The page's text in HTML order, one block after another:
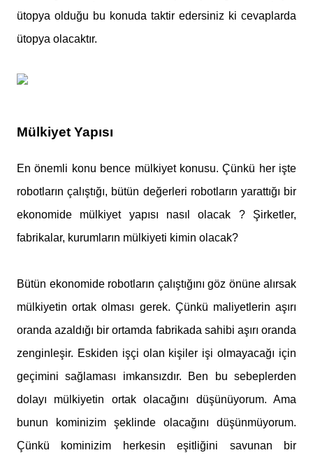
ütopya olduğu bu konuda taktir edersiniz ki cevaplarda
ütopya olacaktır.
Mülkiyet Yapısı
En önemli konu bence mülkiyet konusu. Çünkü her işte
robotların çalıştığı, bütün değerleri robotların yarattığı bir
ekonomide mülkiyet yapısı nasıl olacak ? Şirketler,
fabrikalar, kurumların mülkiyeti kimin olacak?
Bütün ekonomide robotların çalıştığını göz önüne alırsak
mülkiyetin ortak olması gerek. Çünkü maliyetlerin aşırı
oranda azaldığı bir ortamda fabrikada sahibi aşırı oranda
zenginleşir. Eskiden işçi olan kişiler işi olmayacağı için
geçimini sağlaması imkansızdır. Ben bu sebeplerden
dolayı mülkiyetin ortak olacağını düşünüyorum. Ama
bunun kominizim şeklinde olacağını düşünmüyorum.
Çünkü kominizim herkesin eşitliğini savunan bir